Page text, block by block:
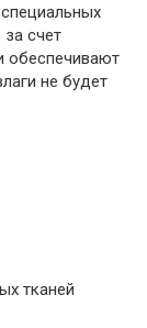
счет
обеспечивают
не будет
тканей